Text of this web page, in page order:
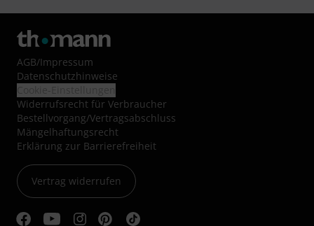
AGB/Impressum
Datenschutzhinweise
Widerrufsrecht für Verbraucher
Bestellvorgang/Vertragsabschluss
Mängelhaftungsrecht
Erklärung zur Barrierefreiheit
Vertrag widerrufen